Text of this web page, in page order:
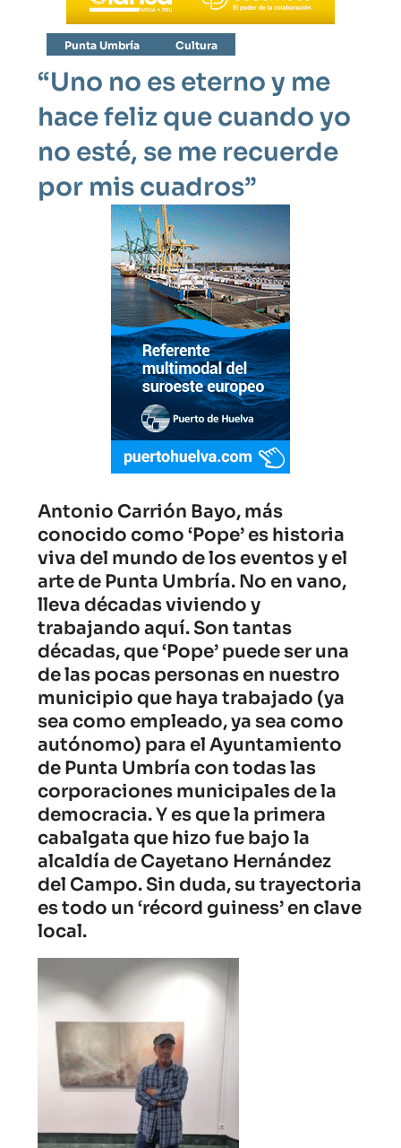
Punta Umbría Cultura
“Uno no es eterno y me
hace feliz que cuando yo
no esté, se me recuerde
por mis cuadros”
Antonio Carrión Bayo, más
conocido como ‘Pope’ es historia
viva del mundo de los eventos y el
arte de Punta Umbría. No en vano,
lleva décadas viviendo y
trabajando aquí. Son tantas
décadas, que ‘Pope’ puede ser una
de las pocas personas en nuestro
municipio que haya trabajado (ya
sea como empleado, ya sea como
autónomo) para el Ayuntamiento
de Punta Umbría con todas las
corporaciones municipales de la
democracia. Y es que la primera
cabalgata que hizo fue bajo la
alcaldía de Cayetano Hernández
del Campo. Sin duda, su trayectoria
es todo un ‘récord guiness’ en clave
local.